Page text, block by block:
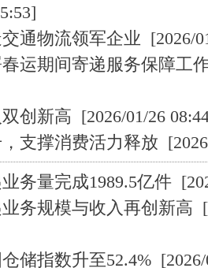
通物流领军企业 [2026/
运期间寄递服务保障工
创新高 [2026/01/26
支撑消费活力释放
务量完成1989.5亿件
务规模与收入再创新高
储指数升至52.4%